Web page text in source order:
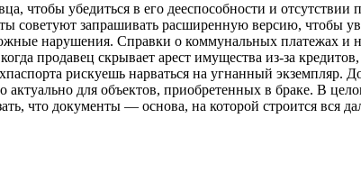
чтобы убедиться в его дееспособности и отсутствии
советуют запрашивать расширенную версию, чтобы
нарушения. Справки о коммунальных платежах и
продавец скрывает арест имущества из-за
рискуешь нарваться на угнанный экземпляр.
актуально для объектов, приобретенных в браке. В
что документы — основа, на которой строится вся